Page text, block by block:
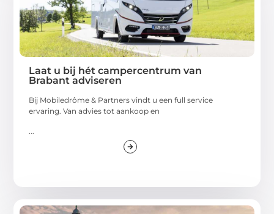
Laat u bij hét campercentrum van
Brabant adviseren
Bij Mobiledrôme & Partners vindt u een full service
ervaring. Van advies tot aankoop en